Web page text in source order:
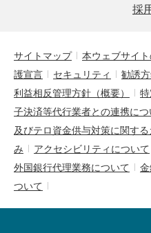
採
サイトマップ 本ウェブサイ
護宣言
セキュリティ 勧誘
利益相反管理方針（概要）
子決済等代行業者との連携につ
及びテロ資金供与対策に関す
み
アクセシビリティについて
外国銀行代理業務について
ついて